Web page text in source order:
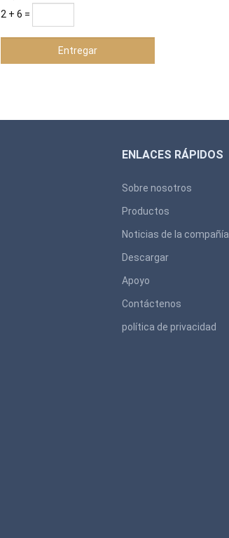
2 + 6 =
ENLACES RÁPIDOS
Sobre nosotros
Productos
Noticias de la compañía
Descargar
Apoyo
Contáctenos
política de privacidad